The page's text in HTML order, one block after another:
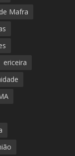
Mafra
ericeira